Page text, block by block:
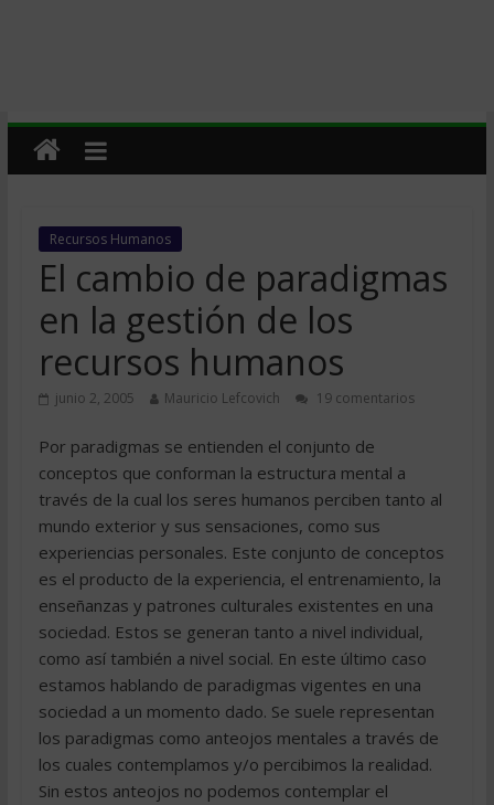
Recursos Humanos
El cambio de paradigmas
en la gestión de los
recursos humanos
junio 2, 2005 Mauricio Lefcovich 19 comentarios
Por paradigmas se entienden el conjunto de
conceptos que conforman la estructura mental a
través de la cual los seres humanos perciben tanto al
mundo exterior y sus sensaciones, como sus
experiencias personales. Este conjunto de conceptos
es el producto de la experiencia, el entrenamiento, la
enseñanzas y patrones culturales existentes en una
sociedad. Estos se generan tanto a nivel individual,
como así también a nivel social. En este último caso
estamos hablando de paradigmas vigentes en una
sociedad a un momento dado. Se suele representan
los paradigmas como anteojos mentales a través de
los cuales contemplamos y/o percibimos la realidad.
Sin estos anteojos no podemos contemplar el